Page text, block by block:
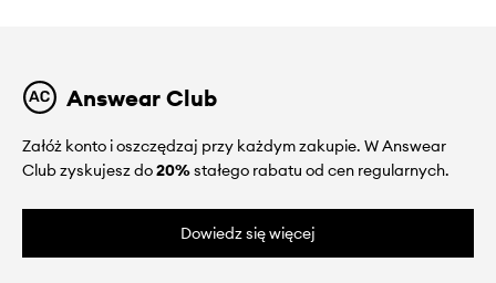
Answear Club
Załóż konto i oszczędzaj przy każdym zakupie. W Answear
Club zyskujesz do20%stałego rabatu od cen regularnych.
Dowiedz się więcej